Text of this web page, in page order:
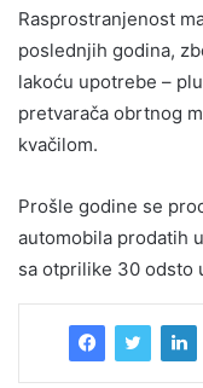
Rasprostranjenost
poslednjih godina,
lakoću upotrebe –
pretvarača obrtnog
kvačilom.
Prošle godine se
automobila prodatih
sa otprilike 30 odsto